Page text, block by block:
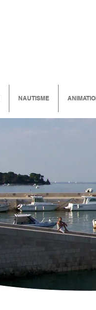
NAUTISME